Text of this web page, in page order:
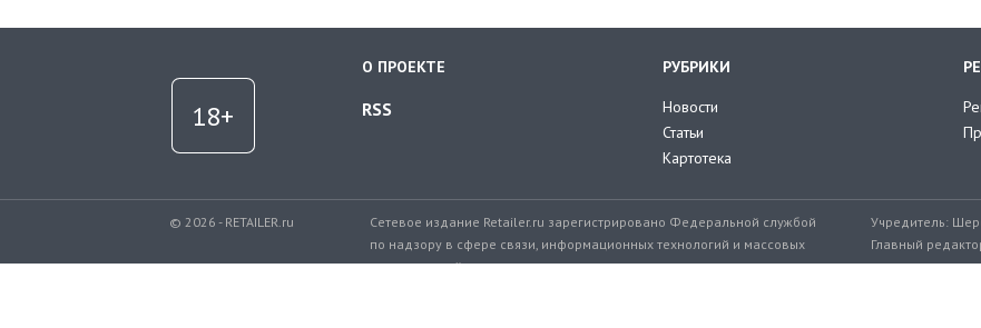
О ПРОЕКТЕ
RSS
РУБРИКИ
Новости
Статьи
Картотека
© 2026 - RETAILER.ru
Сетевое издание Retailer.ru зарегистрировано Федеральной службой
по надзору в сфере связи, информационных технологий и массовых
коммуникаций.
Учредитель:
Главный